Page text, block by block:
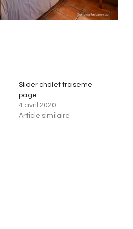
Slider chalet troiseme
page
4 avril 2020
Article similaire